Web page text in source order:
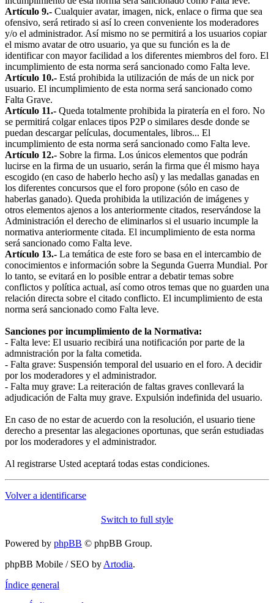
Artículo 9.- Cualquier avatar, imagen, nick, enlace o firma que sea
ofensivo, será retirado si así lo creen conveniente los moderadores
y/o el administrador. Así mismo no se permitirá a los usuarios copiar
el mismo avatar de otro usuario, ya que su función es la de
identificar con mayor facilidad a los diferentes miembros del foro. El
incumplimiento de esta norma será sancionado como Falta leve.
Artículo 10.- Está prohibida la utilización de más de un nick por
usuario. El incumplimiento de esta norma será sancionado como
Falta Grave.
Artículo 11.- Queda totalmente prohibida la piratería en el foro. No
se permitirá colgar enlaces tipos P2P o similares desde donde se
puedan descargar películas, documentales, libros... El
incumplimiento de esta norma será sancionado como Falta leve.
Artículo 12.- Sobre la firma. Los únicos elementos que podrán
lucirse en la firma de un usuario, serán la firma que él mismo haya
escogido (en caso de haberlo hecho así) y las medallas ganadas en
los diferentes concursos que el foro propone (sólo en caso de
haberlas ganado). Queda prohibida la utilización de imágenes y
otros elementos ajenos a los anteriormente citados, reservándose la
Administración el derecho de eliminarlos si el usuario incumple la
normativa anteriormente citada. El incumplimiento de esta norma
será sancionado como Falta leve.
Artículo 13.- La temática de este foro se basa en el intercambio de
conocimientos e información sobre la Segunda Guerra Mundial. Por
lo tanto, se evitará en lo posible entrar a debatir temas sobre
conflictos y política actual, así como otros temas que no guarden una
relación directa sobre el citado conflicto. El incumplimiento de esta
norma será sancionado como Falta leve.
Sanciones por incumplimiento de la Normativa:
- Falta leve: El usuario recibirá una notificación por parte de la
admnistración por la falta cometida.
- Falta grave: Suspensión temporal del usuario en el foro. A decidir
por los moderadores y el administrador.
- Falta muy grave: La reiteración de faltas graves conllevará la
adjudicación de Falta muy grave. Expulsión indefinida del usuario.
En caso de no estar de acuerdo con la resolución, el usuario tiene
derecho a presentar las alegaciones oportunas, que serán estudiadas
por los moderadores y el administrador.
Al registrarse Usted aceptará todas estas condiciones.
Volver a identificarse
Switch to full style
Powered by phpBB © phpBB Group.
phpBB Mobile / SEO by Artodia.
Índice general